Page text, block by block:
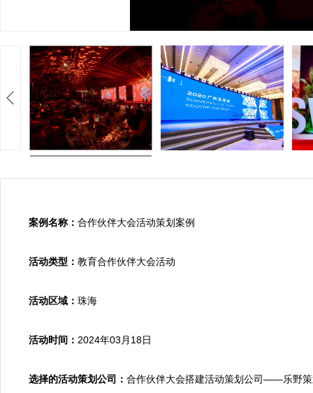
案例名称： 合作伙伴大会活动策划案例
活动类型： 教育合作伙伴大会活动
活动区域： 珠海
活动时间： 2024年03月18日
选择的活动策划公司： 合作伙伴大会搭建活动策划公司——乐野